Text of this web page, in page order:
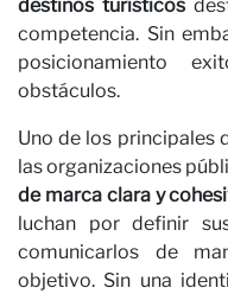
destinos turísticos
competencia. Sin
posicionamiento
obstáculos.
Uno de los principales
las organizaciones
de marca clara y
luchan por definir
comunicarlos de
objetivo. Sin una
Nombre
Apellido
Correo electrónico
He leído y acepto la